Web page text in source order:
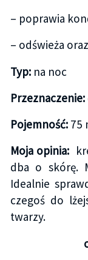
– poprawia
– odświeża
Typ:na noc
Przeznaczenie:
Pojemność:75
Moja opinia:
dba o skórę.
Idealnie
czegoś do
twarzy.